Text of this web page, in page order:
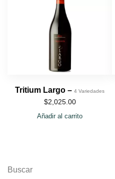
Tritium Largo – 4 Variedades
$2,025.00
Añadir al carrito
Buscar